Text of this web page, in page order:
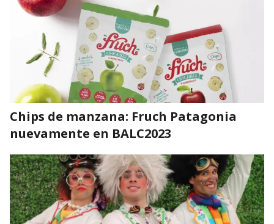
Chips de manzana: Fruch Patagonia
nuevamente en BALC2023